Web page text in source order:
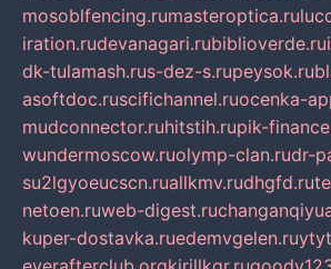
mosoblfencing.rumasteroptica.ru
iration.rudevanagari.rubiblioverde.ru
dk-tulamash.rus-dez-s.rupeysok.ru
asoftdoc.ruscifichannel.ruocenka-
mudconnector.ruhitstih.rupik-
wundermoscow.ruolymp-clan.rudr-
su2lgyoeucscn.ruallkmv.rudhgfd.ru
netoen.ruweb-digest.ru
kuper-dostavka.ruedemvgelen.ru